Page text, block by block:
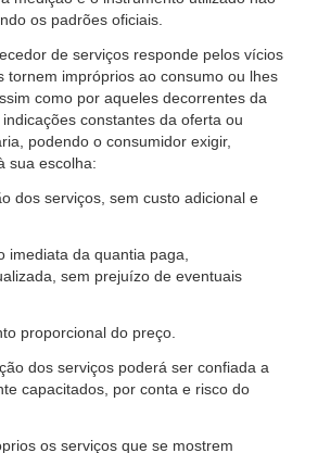
os padrões oficiais.
de serviços responde pelos vícios
tornem impróprios ao consumo ou lhes
como por aqueles decorrentes da
constantes da oferta ou
podendo o consumidor exigir,
sua escolha:
dos serviços, sem custo adicional e
imediata da quantia paga,
sem prejuízo de eventuais
proporcional do preço.
dos serviços poderá ser confiada a
capacitados, por conta e risco do
os serviços que se mostrem